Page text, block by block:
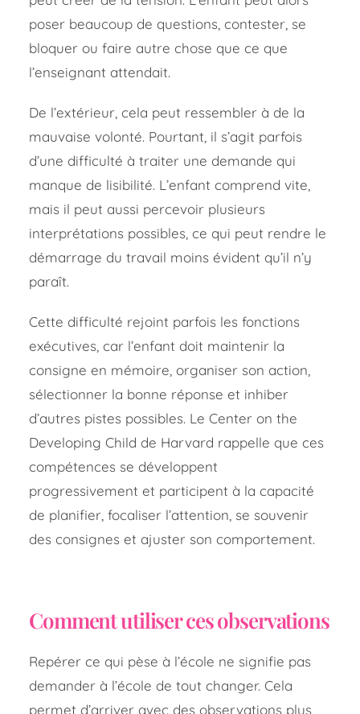
poser beaucoup de questions, contester, se
bloquer ou faire autre chose que ce que
l’enseignant attendait.
De l’extérieur, cela peut ressembler à de la
mauvaise volonté. Pourtant, il s’agit parfois
d’une difficulté à traiter une demande qui
manque de lisibilité. L’enfant comprend vite,
mais il peut aussi percevoir plusieurs
interprétations possibles, ce qui peut rendre le
démarrage du travail moins évident qu’il n’y
paraît.
Cette difficulté rejoint parfois les fonctions
exécutives, car l’enfant doit maintenir la
consigne en mémoire, organiser son action,
sélectionner la bonne réponse et inhiber
d’autres pistes possibles. Le Center on the
Developing Child de Harvard rappelle que ces
compétences se développent
progressivement et participent à la capacité
de planifier, focaliser l’attention, se souvenir
des consignes et ajuster son comportement.
Comment utiliser ces observations
Repérer ce qui pèse à l’école ne signifie pas
demander à l’école de tout changer. Cela
permet d’arriver avec des observations plus